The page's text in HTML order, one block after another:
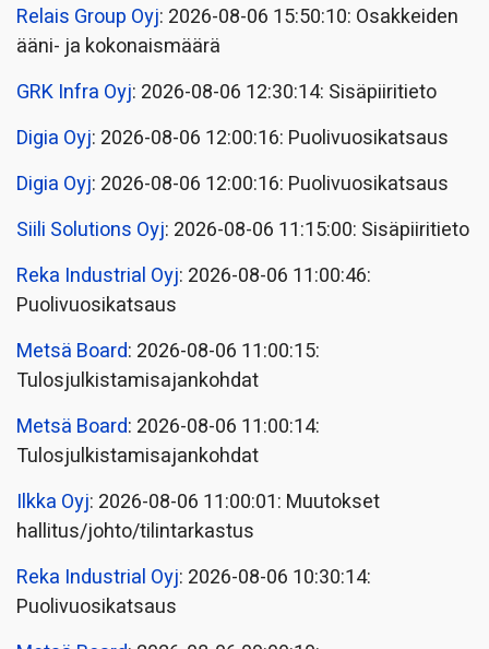
Relais Group Oyj: 2026-08-06 15:50:10: Osakkeiden
ääni- ja kokonaismäärä
GRK Infra Oyj: 2026-08-06 12:30:14: Sisäpiiritieto
Digia Oyj: 2026-08-06 12:00:16: Puolivuosikatsaus
Digia Oyj: 2026-08-06 12:00:16: Puolivuosikatsaus
Siili Solutions Oyj: 2026-08-06 11:15:00: Sisäpiiritieto
Reka Industrial Oyj: 2026-08-06 11:00:46:
Puolivuosikatsaus
Metsä Board: 2026-08-06 11:00:15:
Tulosjulkistamisajankohdat
Metsä Board: 2026-08-06 11:00:14:
Tulosjulkistamisajankohdat
Ilkka Oyj: 2026-08-06 11:00:01: Muutokset
hallitus/johto/tilintarkastus
Reka Industrial Oyj: 2026-08-06 10:30:14:
Puolivuosikatsaus